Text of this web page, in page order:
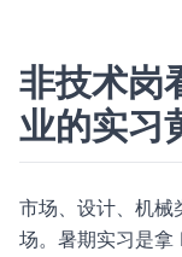
非技术岗
业的实习
市场、设计、机械
场。暑期实习是